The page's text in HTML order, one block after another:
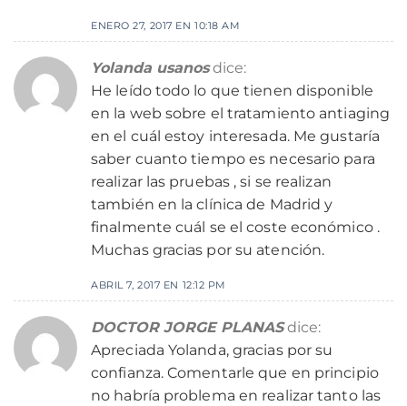
ENERO 27, 2017 EN 10:18 AM
Yolanda usanos dice:
He leído todo lo que tienen disponible
en la web sobre el tratamiento antiaging
en el cuál estoy interesada. Me gustaría
saber cuanto tiempo es necesario para
realizar las pruebas , si se realizan
también en la clínica de Madrid y
finalmente cuál se el coste económico .
Muchas gracias por su atención.
ABRIL 7, 2017 EN 12:12 PM
DOCTOR JORGE PLANAS dice:
Apreciada Yolanda, gracias por su
confianza. Comentarle que en principio
no habría problema en realizar tanto las